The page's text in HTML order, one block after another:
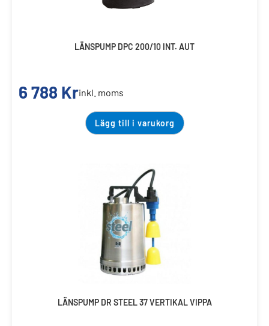
LÄNSPUMP DPC 200/10 INT. AUT
6 788 Krinkl. moms
Lägg till i varukorg
LÄNSPUMP DR STEEL 37 VERTIKAL VIPPA